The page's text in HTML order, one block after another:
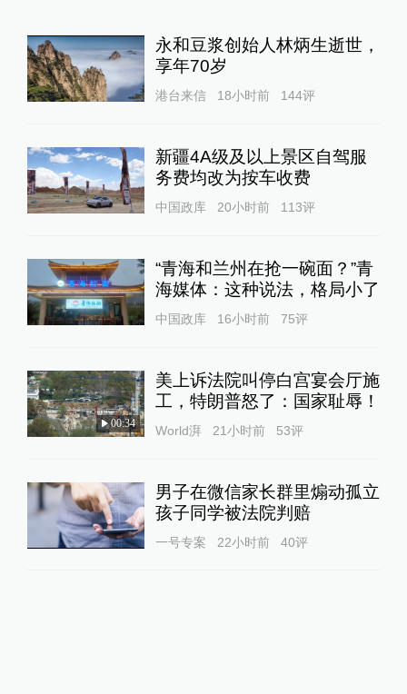
永和豆浆创始人林炳生逝世，
享年70岁
港台来信 18小时前 144评
新疆4A级及以上景区自驾服
务费均改为按车收费
中国政库 20小时前 113评
“青海和兰州在抢一碗面？”青
海媒体：这种说法，格局小了
中国政库 16小时前 75评
00:34
美上诉法院叫停白宫宴会厅施
工，特朗普怒了：国家耻辱！
World湃 21小时前 53评
男子在微信家长群里煽动孤立
孩子同学被法院判赔
一号专案 22小时前 40评